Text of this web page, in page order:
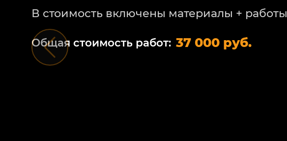
В стоимость включены материалы + работы
Общая стоимость работ: 37 000 руб.